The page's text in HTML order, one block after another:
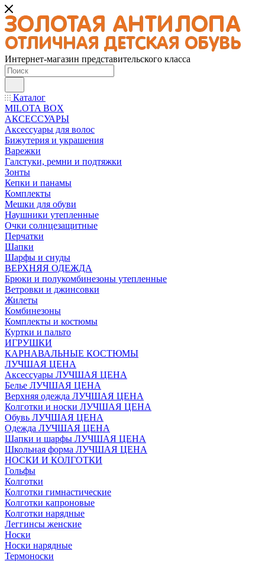
Интернет-магазин представительского класса
Каталог
MILOTA BOX
АКСЕССУАРЫ
Аксессуары для волос
Бижутерия и украшения
Варежки
Галстуки, ремни и подтяжки
Зонты
Кепки и панамы
Комплекты
Мешки для обуви
Наушники утепленные
Очки солнцезащитные
Перчатки
Шапки
Шарфы и снуды
ВЕРХНЯЯ ОДЕЖДА
Брюки и полукомбинезоны утепленные
Ветровки и джинсовки
Жилеты
Комбинезоны
Комплекты и костюмы
Куртки и пальто
ИГРУШКИ
КАРНАВАЛЬНЫЕ КОСТЮМЫ
ЛУЧШАЯ ЦЕНА
Аксессуары ЛУЧШАЯ ЦЕНА
Белье ЛУЧШАЯ ЦЕНА
Верхняя одежда ЛУЧШАЯ ЦЕНА
Колготки и носки ЛУЧШАЯ ЦЕНА
Обувь ЛУЧШАЯ ЦЕНА
Одежда ЛУЧШАЯ ЦЕНА
Шапки и шарфы ЛУЧШАЯ ЦЕНА
Школьная форма ЛУЧШАЯ ЦЕНА
НОСКИ И КОЛГОТКИ
Гольфы
Колготки
Колготки гимнастические
Колготки капроновые
Колготки нарядные
Леггинсы женские
Носки
Носки нарядные
Термоноски